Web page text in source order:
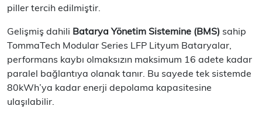
piller tercih edilmiştir.
Gelişmiş dahili Batarya Yönetim Sistemine (BMS) sahip
TommaTech Modular Series LFP Lityum Bataryalar,
performans kaybı olmaksızın maksimum 16 adete kadar
paralel bağlantıya olanak tanır. Bu sayede tek sistemde
80kWh’ya kadar enerji depolama kapasitesine
ulaşılabilir.